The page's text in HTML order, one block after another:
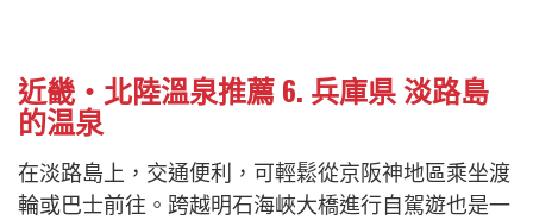
近畿・北陸溫泉推薦 6. 兵庫県 淡路島
的温泉
在淡路島上，交通便利，可輕鬆從京阪神地區乘坐渡
輪或巴士前往。跨越明石海峽大橋進行自駕遊也是一